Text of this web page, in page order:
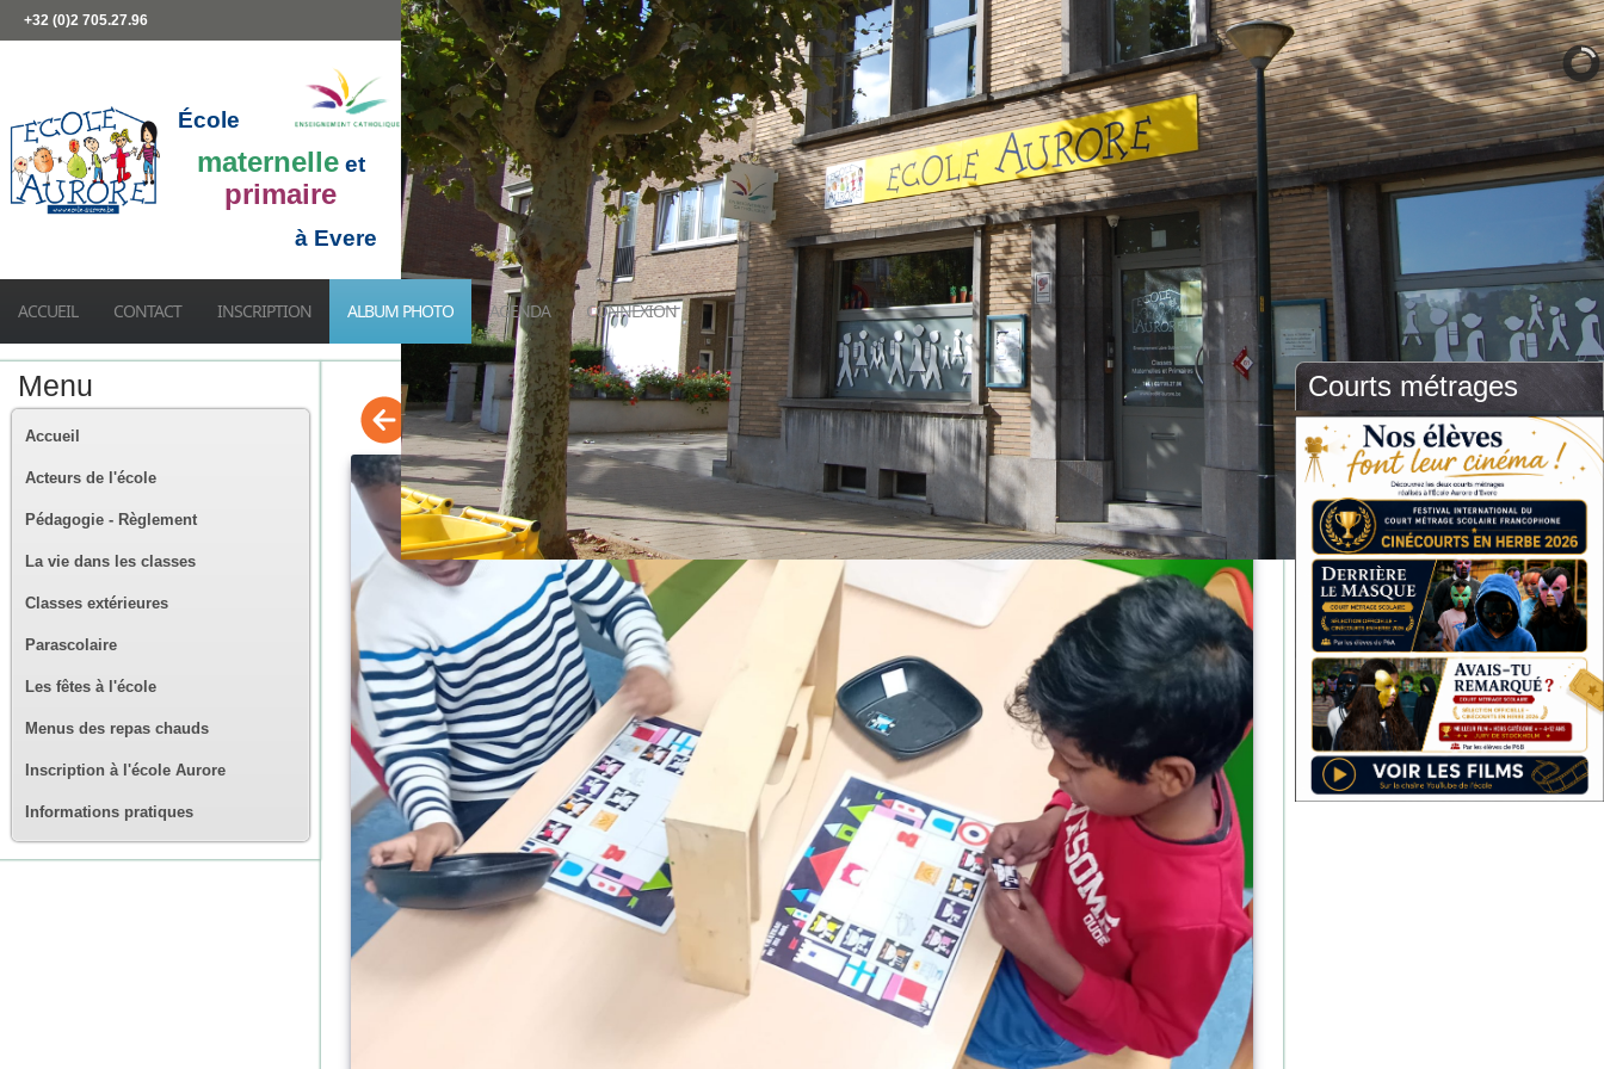
+32 (0)2 705.27.96
École
maternelle et
primaire
à Evere
ACCUEIL CONTACT INSCRIPTION ALBUM PHOTO AGENDA CONNEXION
Menu
Accueil
Acteurs de l'école
Pédagogie - Règlement
La vie dans les classes
Classes extérieures
Parascolaire
Les fêtes à l'école
Menus des repas chauds
Inscription à l'école Aurore
Informations pratiques
Courts métrages